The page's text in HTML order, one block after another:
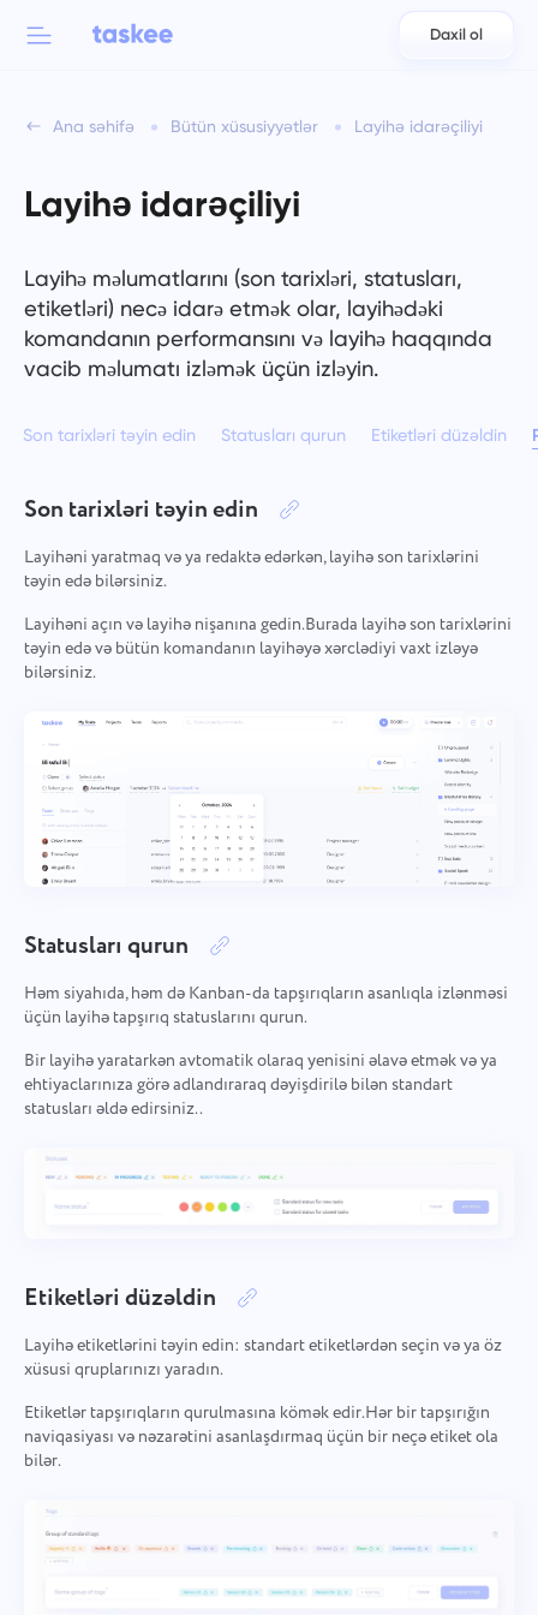
العربية
Azərbaycan
日本語
Bahasa Indonesia
বাংলা
Deutsch
English
Español
Français
Italiano
中文 (中国)
Português
Русский
ไทย
Tiếng Việt
Daxil ol
Ana səhifə Bütün xüsusiyyətlər Layihə idarəçiliyi
Layihə idarəçiliyi
Layihə məlumatlarını (son tarixləri, statusları,
etiketləri) necə idarə etmək olar, layihədəki
komandanın performansını və layihə haqqında
vacib məlumatı izləmək üçün izləyin.
Son tarixləri təyin edin Statusları qurun Etiketləri düzəldin
Son tarixləri təyin edin
Layihəni yaratmaq və ya redaktə edərkən, layihə son tarixlərini
təyin edə bilərsiniz.
Layihəni açın və layihə nişanına gedin.Burada layihə son tarixlərini
təyin edə və bütün komandanın layihəyə xərclədiyi vaxt izləyə
bilərsiniz.
Statusları qurun
Həm siyahıda, həm də Kanban-da tapşırıqların asanlıqla izlənməsi
üçün layihə tapşırıq statuslarını qurun.
Bir layihə yaratarkən avtomatik olaraq yenisini əlavə etmək və ya
ehtiyaclarınıza görə adlandıraraq dəyişdirilə bilən standart
statusları əldə edirsiniz..
Etiketləri düzəldin
Layihə etiketlərini təyin edin: standart etiketlərdən seçin və ya öz
xüsusi qruplarınızı yaradın.
Etiketlər tapşırıqların qurulmasına kömək edir.Hər bir tapşırığın
naviqasiyası və nəzarətini asanlaşdırmaq üçün bir neçə etiket ola
bilər.
Düzgün seçim ilə birlikdə məsələnin təsvirini
edin, konkret məlumat verərək hər hansı bir
üçün daha yaxşı xidmət təmin edərək istifadəçi
Özəllik
Taskee xüsusiyyətləri
Haqqında öyrənin 7 daha çox ilhamverici xüsusiyyətlər
Bütün xüsusiyyətləri görün
İzləmə vaxtı
əlavə edin.
Tapşırıq yaradın, üzərində həmkarlarınızla işləyin və
tamamlandıqda bağlayın.
Hesabatlar
edərək resursları bölüşdürün.
Kanban lövhəsi
Kanban lövhəsində tapşırıqları idarə edin, tapşırıqları süzün
və lövhənizi genişləndirin.
Layihə idarəçiliyi
Layihə məlumatlarını (status/etiketlər) və komanda
fəaliyyətini bir yerdə idarə edin.
Şirkət idarəçiliyi
optimallaşdırmaq üçün rollar təyin edin.
Şirkət növü